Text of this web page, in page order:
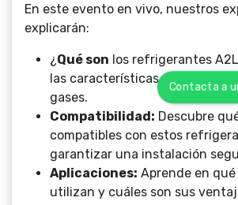
En este evento en vivo, nuestros
explicarán:
¿Qué son los refrigerantes
las características y
gases.
Compatibilidad: Descubre
compatibles con estos
garantizar una instalación
Aplicaciones: Aprende en
utilizan y cuáles son sus
Contacta a